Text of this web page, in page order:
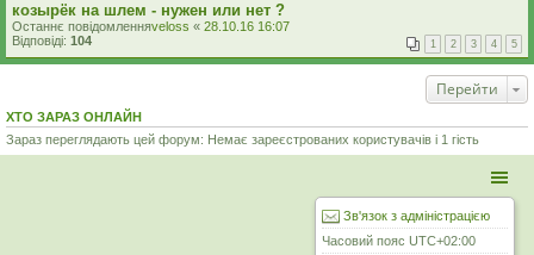
козырёк на шлем - нужен или нет ?
Останнє повідомленняveloss « 28.10.16 16:07
Відповіді: 104 1 2 3 4 5
Перейти
ХТО ЗАРАЗ ОНЛАЙН
Зараз переглядають цей форум: Немає зареєстрованих користувачів і 1 гість
Зв'язок з адміністрацією
Часовий пояс UTC+02:00